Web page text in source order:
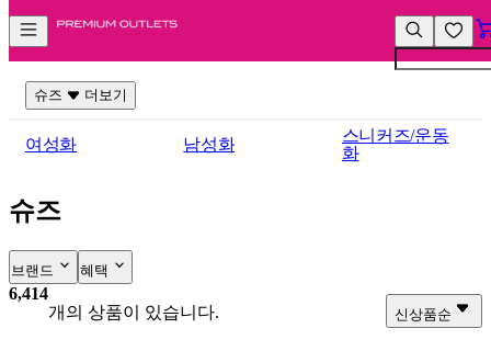
컨
텐
츠
앱
바
바
슈즈 더보기
여성화 남성화
스니커즈/운동
화
슈즈
브랜드 혜택
6,414
개의 상품이 있습니다.
신상품순